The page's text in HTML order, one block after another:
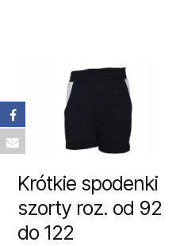
Krótkie spodenki
szorty roz. od 92
do 122